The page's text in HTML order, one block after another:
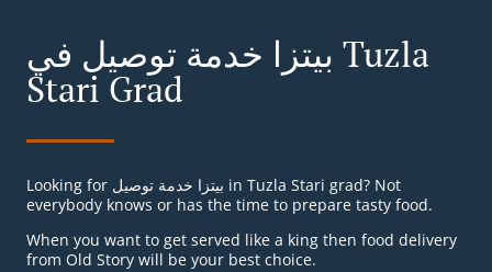
بيتزا خدمة توصيل في Tuzla
Stari Grad
Looking for بيتزا خدمة توصيل in Tuzla Stari grad? Not
everybody knows or has the time to prepare tasty food.
When you want to get served like a king then food delivery
from Old Story will be your best choice.